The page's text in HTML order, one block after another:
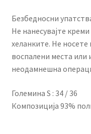
Безбедносни
Не нанесувајте
хеланките. Не
воспалени места или
неодамнешна
Големина S : 34 / 36
Композиција 93%